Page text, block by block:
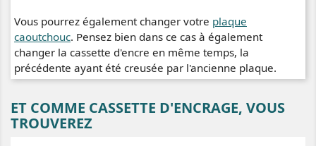
Vous pourrez également changer votre plaque
caoutchouc. Pensez bien dans ce cas à également
changer la cassette d'encre en même temps, la
précédente ayant été creusée par l'ancienne plaque.
ET COMME CASSETTE D'ENCRAGE, VOUS
TROUVEREZ